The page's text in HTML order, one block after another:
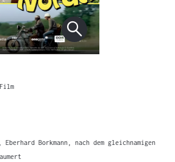
Eberhard Borkmann, nach dem gleichnamigen